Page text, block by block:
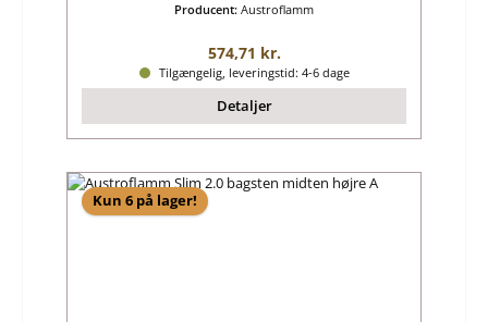
Producent: Austroflamm
Almindelig pris:
574,71 kr.
Tilgængelig, leveringstid: 4-6 dage
Detaljer
Kun 6 på lager!